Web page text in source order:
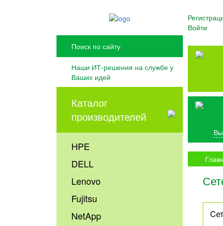
Наши ИТ-решения на службе у
Ваших идей
Каталог
производителей
HPE
DELL
Lenovo
Fujitsu
NetApp
Войти